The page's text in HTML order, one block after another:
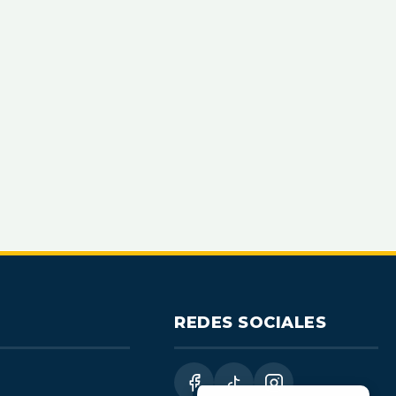
REDES SOCIALES